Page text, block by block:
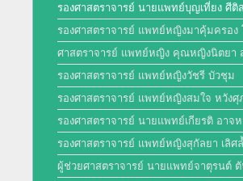
ปรัชญา วิสัยทัศน์ พันธกิจ
พัฒนาการของภาควิชา
ประวัติหัวหน้าภาควิชา
ความภาคภูมิใจของภาควิชา
โครงสร้างภาควิชา/ฝ่ายรังสีวิทยา
บุคลากร
สาขารังสีวิทยาวินิจฉัย
สาขารังสีรักษาและมะเร็งวิทยา
การศึกษา
งานวิจัย
ผลงานหนังสือ
รองศาสตราจารย์ นายแพทย์บุญเที่ยง ศีติ
รองศาสตราจารย์ แพทย์หญิงมาคุ้มครอง
ศาสตราจารย์ แพทย์หญิง คุณหญิงนิตยา
รองศาสตราจารย์ แพทย์หญิงวัชรี บัวชุม
รองศาสตราจารย์ แพทย์หญิงสมใจ หวังศุ
รองศาสตราจารย์ นายแพทย์เกียรติ อาจ
รองศาสตราจารย์ แพทย์หญิงสุกัลยา เลิศ
ผู้ช่วยศาสตราจารย์ นายแพทย์จาตุรนต์